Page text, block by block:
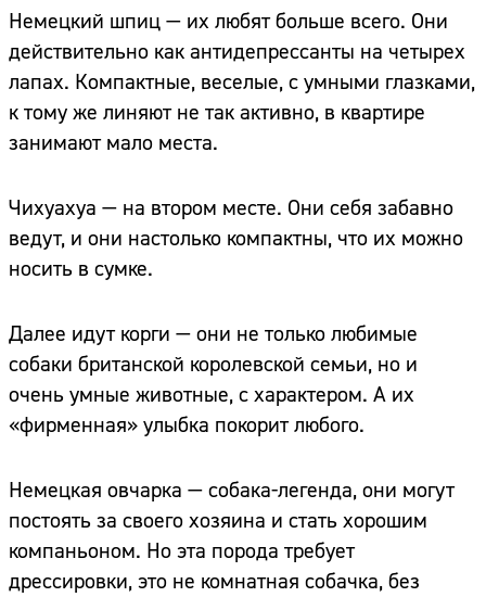
Немецкий шпиц — их любят больше всего. Они
действительно как антидепрессанты на четырех
лапах. Компактные, веселые, с умными глазками,
к тому же линяют не так активно, в квартире
занимают мало места.
Чихуахуа — на втором месте. Они себя забавно
ведут, и они настолько компактны, что их можно
носить в сумке.
Далее идут корги — они не только любимые
собаки британской королевской семьи, но и
очень умные животные, с характером. А их
«фирменная» улыбка покорит любого.
Немецкая овчарка — собака-легенда, они могут
постоять за своего хозяина и стать хорошим
компаньоном. Но эта порода требует
дрессировки, это не комнатная собачка, без